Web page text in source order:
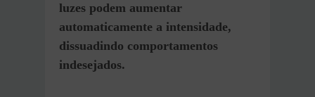
luzes podem aumentar
automaticamente a intensidade,
dissuadindo comportamentos
indesejados.